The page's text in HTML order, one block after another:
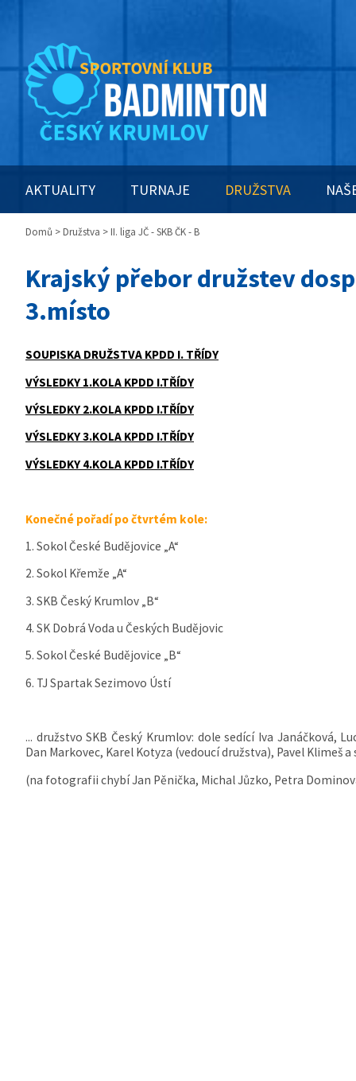
AKTUALITY TURNAJE DRUŽSTVA
Domů > Družstva > II. liga JČ - SKB ČK - B
Krajský přebor družstev
3.místo
SOUPISKA DRUŽSTVA KPDD I. TŘÍDY
VÝSLEDKY 1.KOLA KPDD I.TŘÍDY
VÝSLEDKY 2.KOLA KPDD I.TŘÍDY
VÝSLEDKY 3.KOLA KPDD I.TŘÍDY
VÝSLEDKY 4.KOLA KPDD I.TŘÍDY
Konečné pořadí po čtvrtém kole:
1. Sokol České Budějovice „A“
2. Sokol Křemže „A“
3. SKB Český Krumlov „B“
4. SK Dobrá Voda u Českých Budějovic
5. Sokol České Budějovice „B“
6. TJ Spartak Sezimovo Ústí
... družstvo SKB Český Krumlov: dole sedící Iva Janáčková,
Dan Markovec, Karel Kotyza (vedoucí družstva), Pavel Klimeš a
(na fotografii chybí Jan Pěnička, Michal Jůzko, Petra